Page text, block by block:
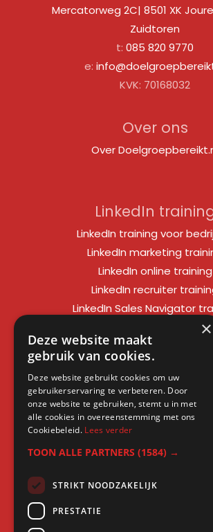
Mercatorweg 2C| 8501 XK
Zuidtoren
t: 085 820 9770
e:
KVK: 70168032
Over ons
Over
LinkedIn
LinkedIn training voor
LinkedIn marketing
LinkedIn online training
LinkedIn recruiter
LinkedIn Sales Navigator
LinkedIn sales training
Social media training
LinkedIn expert training
LinkedIn workshop
LinkedIn cursus
Cursus LinkedIn zakelijk
×
Deze website maakt
gebruik van cookies.
Deze website gebruikt cookies om uw
gebruikerservaring te verbeteren. Door
onze website te gebruiken, stemt u in met
alle cookies in overeenstemming met ons
Cookiebeleid. Lees verder
TOON ALLE PARTNERS (1584) →
STRIKT NOODZAKELIJK
PRESTATIE